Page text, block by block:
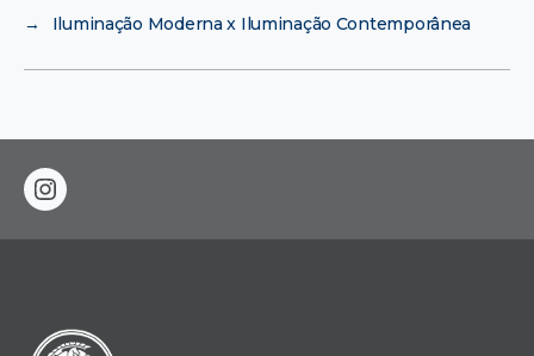
→
Iluminação Moderna x Iluminação Contemporânea
instagram